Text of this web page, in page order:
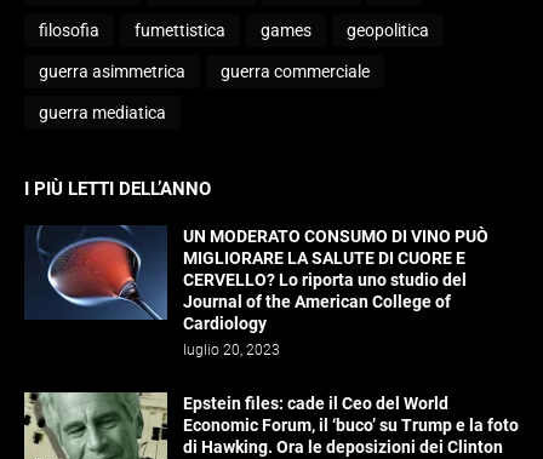
filosofia fumettistica games geopolitica
guerra asimmetrica guerra commerciale
guerra mediatica
I PIÙ LETTI DELL’ANNO
UN MODERATO CONSUMO DI VINO PUÒ
MIGLIORARE LA SALUTE DI CUORE E
CERVELLO? Lo riporta uno studio del
Journal of the American College of
Cardiology
luglio 20, 2023
Epstein files: cade il Ceo del World
Economic Forum, il ‘buco’ su Trump e la foto
di Hawking. Ora le deposizioni dei Clinton